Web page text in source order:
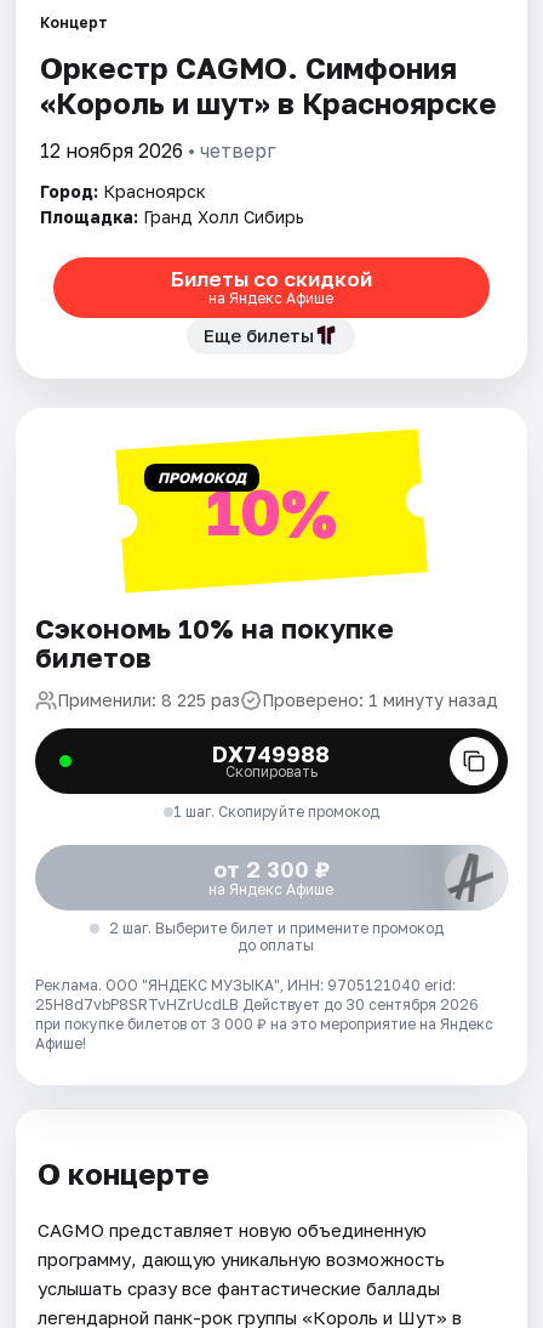
Города
Площадки
Рейтинги
Концерт
Оркестр CAGMO. Симфония
«Король и шут» в Красноярске
12 ноября 2026 • четверг
Город: Красноярск
Площадка: Гранд Холл Сибирь
Билеты со скидкой
на Яндекс Афише
Еще билеты
ПРОМОКОД10%
Сэкономь 10% на покупке
билетов
Применили: 8 225 раз Проверено: 1 минуту назад
DX749988
Скопировать
1 шаг. Скопируйте промокод
от 2 300 ₽
на Яндекс Афише
2 шаг. Выберите билет и примените промокод
до оплаты
Реклама. ООО "ЯНДЕКС МУЗЫКА", ИНН: 9705121040 erid:
25H8d7vbP8SRTvHZrUcdLB Действует до 30 сентября 2026
при покупке билетов от 3 000 ₽ на это мероприятие на Яндекс
Афише!
О концерте
CAGMO представляет новую объединенную
программу, дающую уникальную возможность
услышать сразу все фантастические баллады
легендарной панк-рок группы «Король и Шут» в